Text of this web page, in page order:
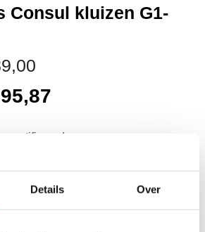
Details Over
Consul kluizen G1-
€ 10.000 / € 20.000 (EN